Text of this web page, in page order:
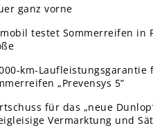
ganz vorne
testet Sommerreifen in
km-Laufleistungsgarantie
„Prevensys 5”
für das „neue
Vermarktung und